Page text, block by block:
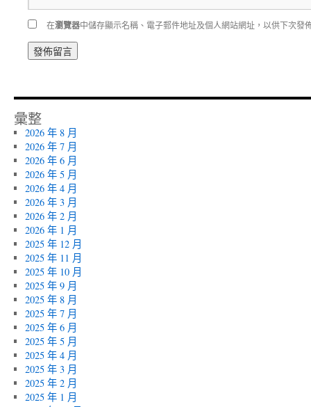
在瀏覽器中儲存顯示名稱、電子郵件地址及個人網站網址，以供下次發
彙整
2026 年 8 月
2026 年 7 月
2026 年 6 月
2026 年 5 月
2026 年 4 月
2026 年 3 月
2026 年 2 月
2026 年 1 月
2025 年 12 月
2025 年 11 月
2025 年 10 月
2025 年 9 月
2025 年 8 月
2025 年 7 月
2025 年 6 月
2025 年 5 月
2025 年 4 月
2025 年 3 月
2025 年 2 月
2025 年 1 月